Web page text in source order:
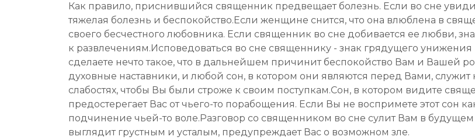
Как правило, приснившийся священник предвещает болезнь. Если во сне
тяжелая болезнь и беспокойство.Если женщине снится, что она влюблена в
своего бесчестного любовника. Если священник во сне добивается ее любви,
к развлечениям.Исповедоваться во сне священнику - знак грядущего унижения
сделаете нечто такое, что в дальнейшем причинит беспокойство Вам и
духовные наставники, и любой сон, в котором они являются перед Вами,
слабостях, чтобы Вы были строже к своим поступкам.Сон, в котором видите
предостерегает Вас от чьего-то порабощения. Если Вы не воспримете этот сон
подчинение чьей-то воле.Разговор со священником во сне сулит Вам в
выглядит грустным и усталым, предупреждает Вас о возможном зле.